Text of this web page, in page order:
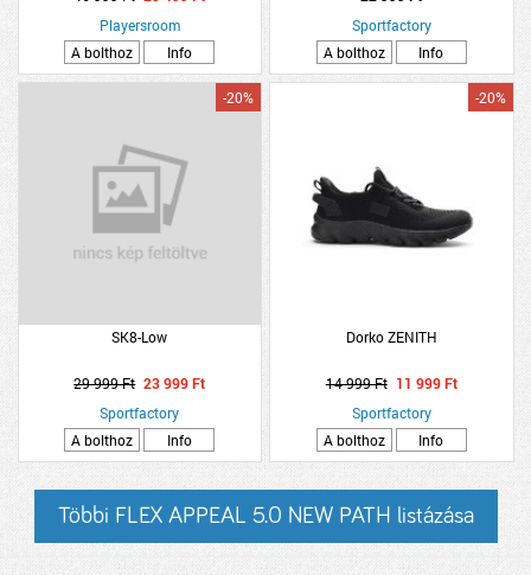
Playersroom
A bolthoz
Info
Sportfactory
A bolthoz
Info
SK8-Low
-20%
29 999 Ft 23 999 Ft
Sportfactory
A bolthoz
Info
Dorko ZENITH
-20%
14 999 Ft 11 999 Ft
Sportfactory
A bolthoz
Info
Többi FLEX APPEAL 5.0 NEW PATH listázása